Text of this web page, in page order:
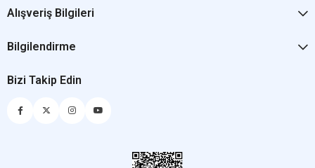
Alışveriş Bilgileri
Bilgilendirme
Bizi Takip Edin